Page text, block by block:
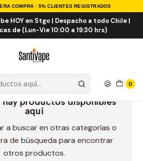
COMPRA · 5% CLIENTES REGISTRADOS
HOY en Stgo | Despacho a todo Chile |
de (Lun-Vie 10:00 a 19:30 hrs)
0
Eliquid Mad Drop 100ml
Drop 100ml
hay productos disponibles
aquí
a buscar en otras categorías o
de búsqueda para encontrar
otros productos.